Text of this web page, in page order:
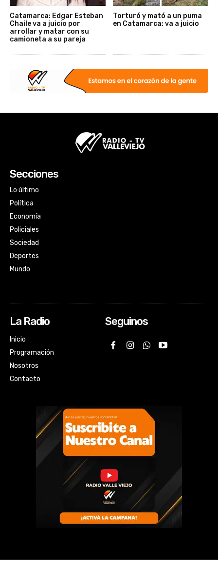
Catamarca: Edgar Esteban
Chaile va a juicio por
arrollar y matar con su
camioneta a su pareja
Torturó y mató a un puma
en Catamarca: va a juicio
Secciones
Lo último
Política
Economía
Policiales
Sociedad
Deportes
Mundo
La Radio
Inicio
Programación
Nosotros
Contacto
Seguinos